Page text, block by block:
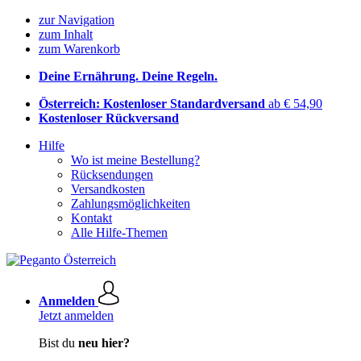
zur Navigation
zum Inhalt
zum Warenkorb
Deine Ernährung. Deine Regeln.
Österreich: Kostenloser Standardversand ab € 54,90
Kostenloser Rückversand
Hilfe
Wo ist meine Bestellung?
Rücksendungen
Versandkosten
Zahlungsmöglichkeiten
Kontakt
Alle Hilfe-Themen
Anmelden
Jetzt anmelden
Bist du neu hier?